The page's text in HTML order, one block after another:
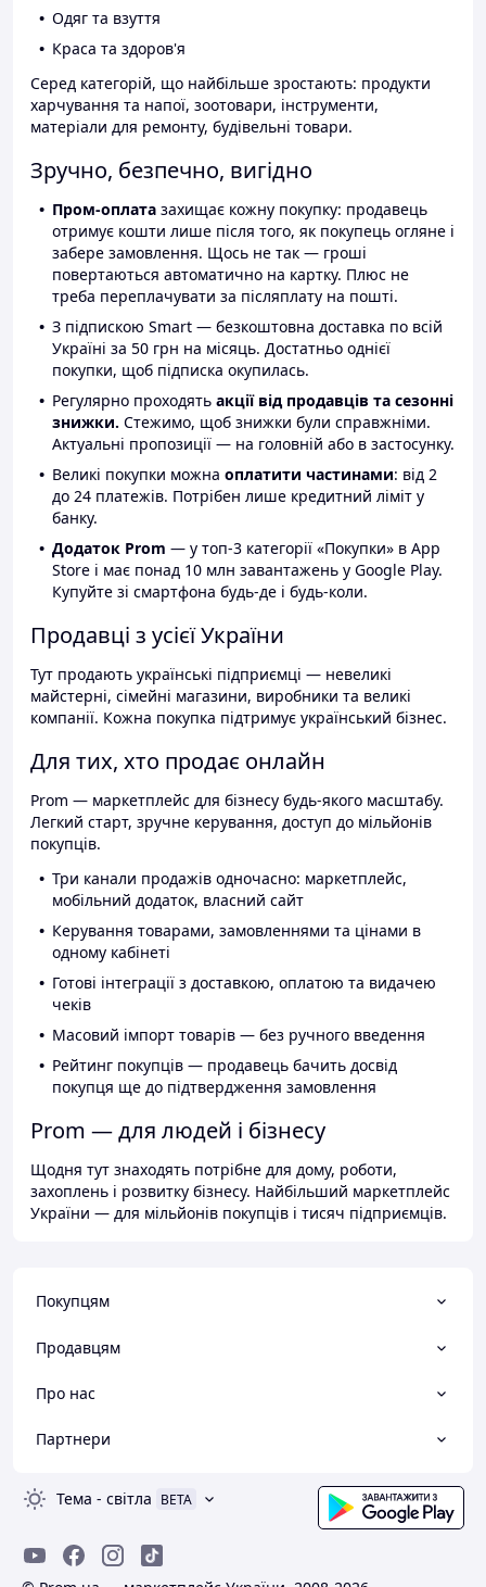
Одяг та взуття
Краса та здоров'я
Серед категорій, що найбільше зростають: продукти
харчування та напої, зоотовари, інструменти,
матеріали для ремонту, будівельні товари.
Зручно, безпечно, вигідно
Пром-оплата захищає кожну покупку: продавець
отримує кошти лише після того, як покупець огляне і
забере замовлення. Щось не так — гроші
повертаються автоматично на картку. Плюс не
треба переплачувати за післяплату на пошті.
З підпискою Smart — безкоштовна доставка по всій
Україні за 50 грн на місяць. Достатньо однієї
покупки, щоб підписка окупилась.
Регулярно проходять акції від продавців та сезонні
знижки. Стежимо, щоб знижки були справжніми.
Актуальні пропозиції — на головній або в застосунку.
Великі покупки можна оплатити частинами: від 2
до 24 платежів. Потрібен лише кредитний ліміт у
банку.
Додаток Prom — у топ-3 категорії «Покупки» в App
Store і має понад 10 млн завантажень у Google Play.
Купуйте зі смартфона будь-де і будь-коли.
Продавці з усієї України
Тут продають українські підприємці — невеликі
майстерні, сімейні магазини, виробники та великі
компанії. Кожна покупка підтримує український бізнес.
Для тих, хто продає онлайн
Prom — маркетплейс для бізнесу будь-якого масштабу.
Легкий старт, зручне керування, доступ до мільйонів
покупців.
Три канали продажів одночасно: маркетплейс,
мобільний додаток, власний сайт
Керування товарами, замовленнями та цінами в
одному кабінеті
Готові інтеграції з доставкою, оплатою та видачею
чеків
Масовий імпорт товарів — без ручного введення
Рейтинг покупців — продавець бачить досвід
покупця ще до підтвердження замовлення
Prom — для людей і бізнесу
Щодня тут знаходять потрібне для дому, роботи,
захоплень і розвитку бізнесу. Найбільший маркетплейс
України — для мільйонів покупців і тисяч підприємців.
Покупцям
Продавцям
Про нас
Партнери
Тема - світла BETA